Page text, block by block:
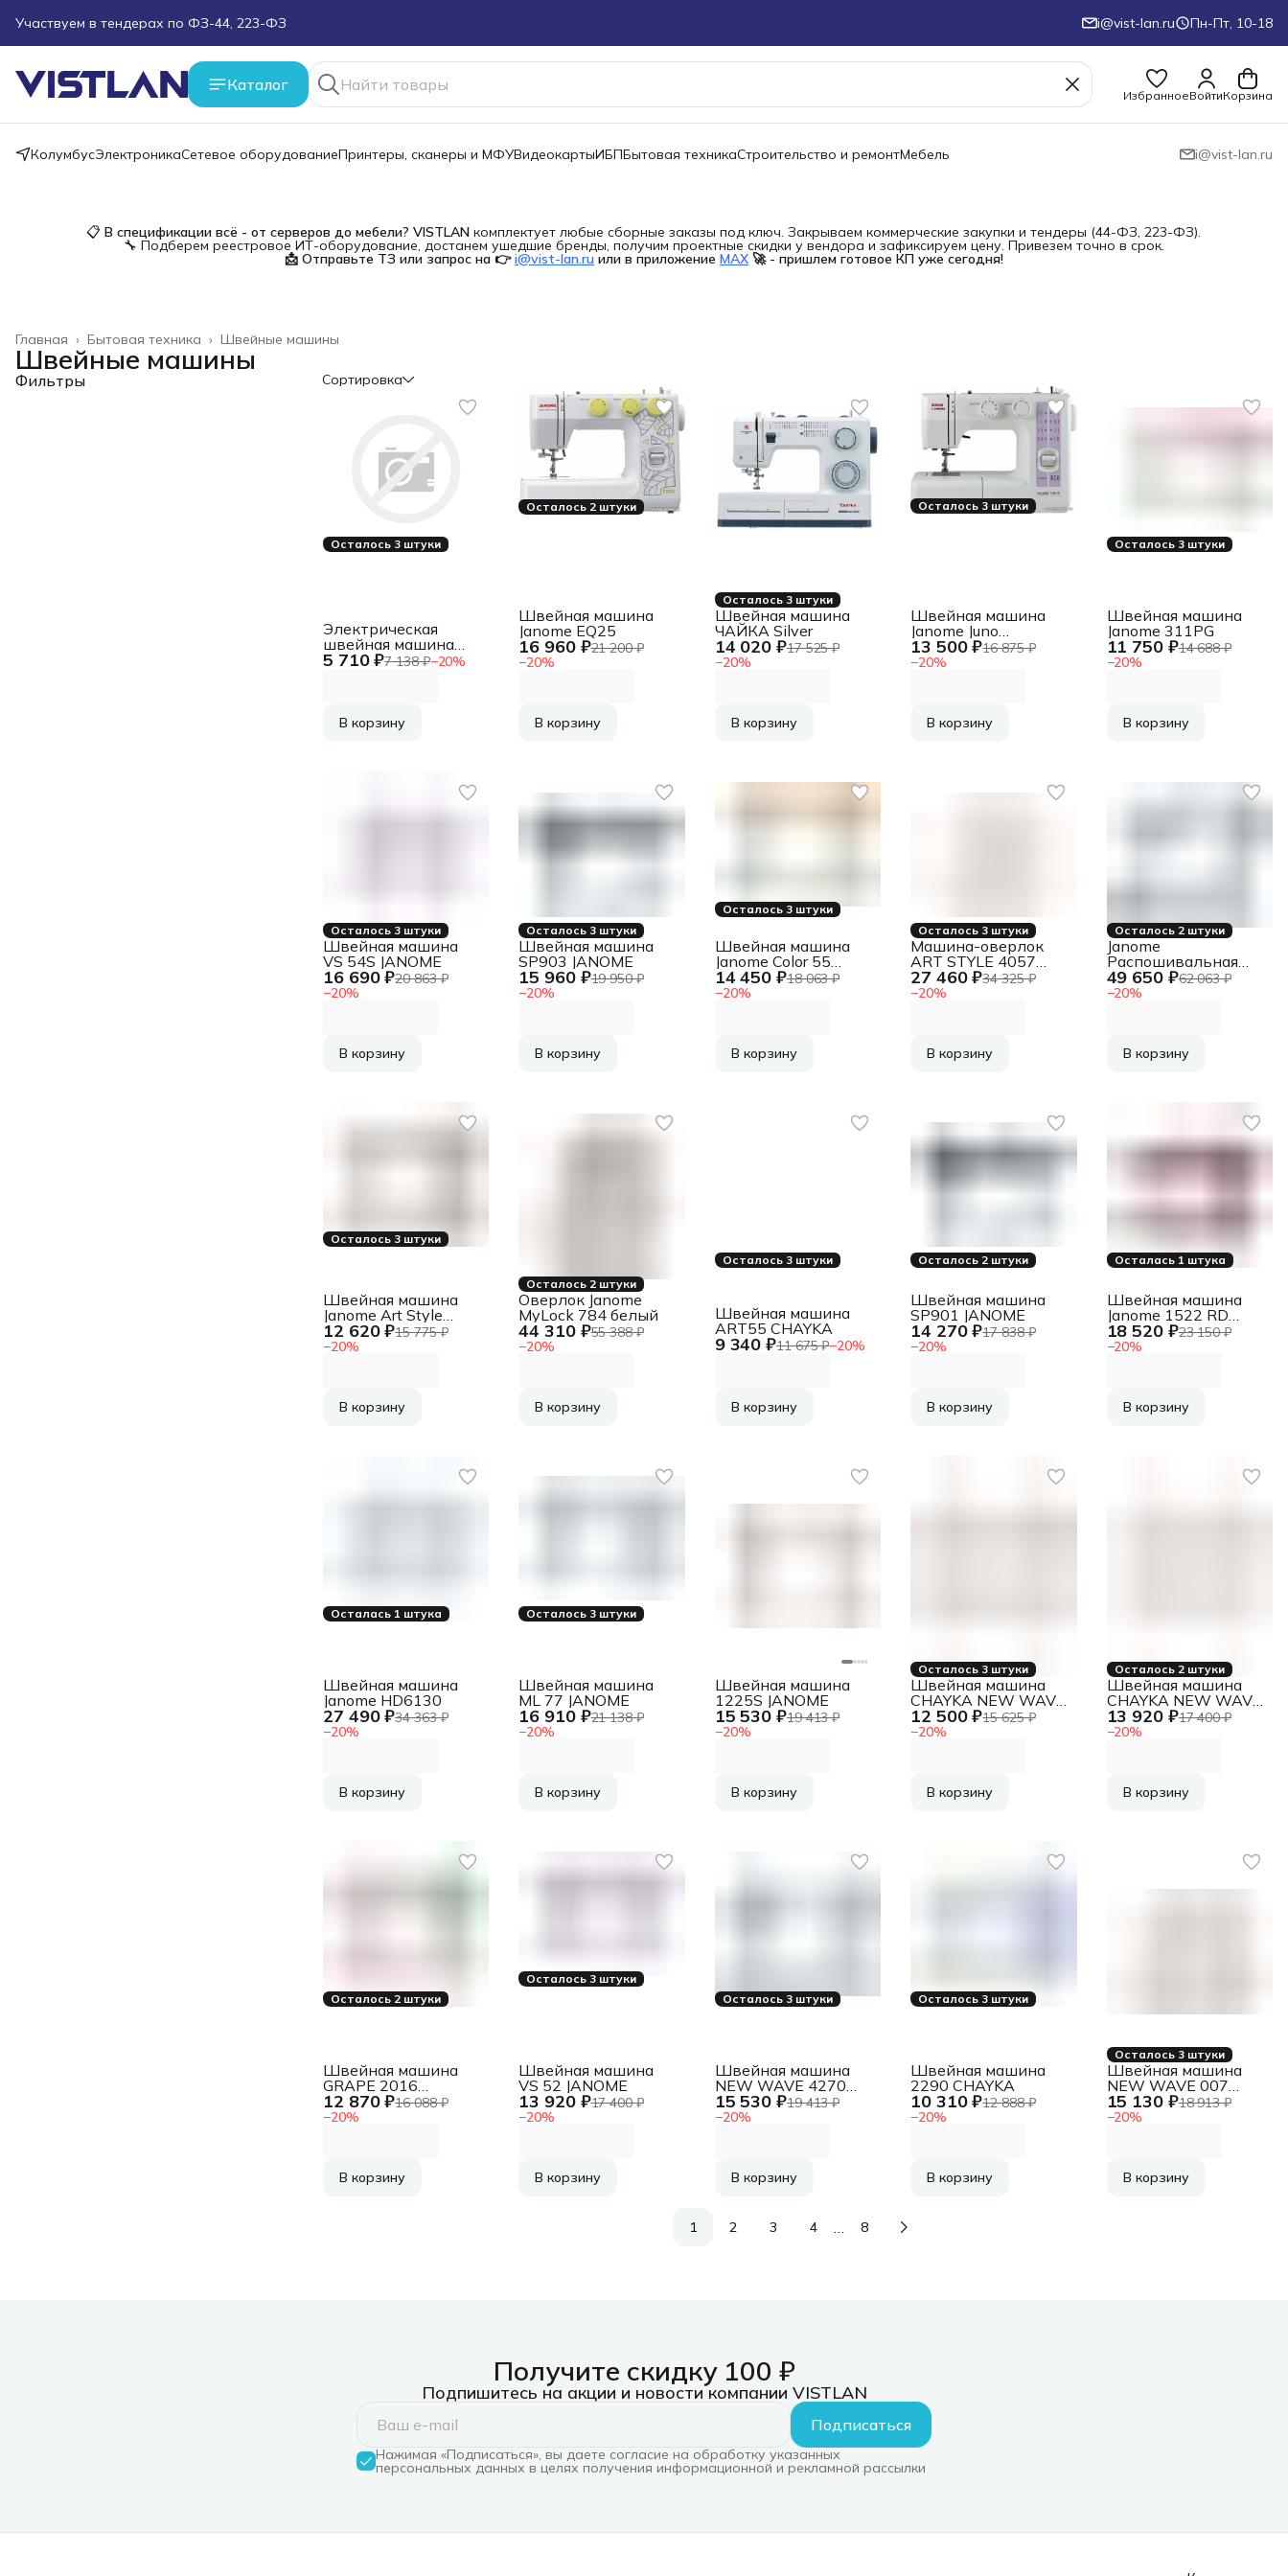
Поможем подобрать оборудование под ТЗ
Пуско-наладочные работы
Более 100 000 позиций в наличии и под заказ
i@vist-lan.ru Пн-Пт, 10-18
Каталог
ИзбранноеВойтиКорзина
КолумбусЭлектроникаСетевое оборудованиеПринтеры, сканеры и МФУВидеокартыИБПБытовая техникаСтроительство и ремонтМебель i@vist-lan.ru
📋В спецификации всё - от серверов до мебели? VISTLAN комплектует любые сборные заказы под ключ. Закрываем коммерческие закупки и тендеры (44-ФЗ, 223-ФЗ).
🔧 Подберем реестровое ИТ-оборудование, достанем ушедшие бренды, получим проектные скидки у вендора и зафиксируем цену. Привезем точно в срок.
📩 Отправьте ТЗ или запрос на 👉 i@vist-lan.ru или в приложение MAX 🚀 - пришлем готовое КП уже сегодня!
Швейные машины
Бытовая техника ›
Главная ›
Швейные машины
Фильтры Сортировка
Осталось 3 штуки
5 710 ₽7 138 ₽−20%
Электрическая
швейная машина
GALAXY GL 6502
В корзину
Осталось 2 штуки
16 960 ₽21 200 ₽
−20%
Швейная машина
Janome EQ25
В корзину
Осталось 3 штуки
14 020 ₽17 525 ₽
−20%
Швейная машина
ЧАЙКА Silver
В корзину
Осталось 3 штуки
13 500 ₽16 875 ₽
−20%
Швейная машина
Janome Juno
1815,электромеханическая
В корзину
Осталось 3 штуки
11 750 ₽14 688 ₽
−20%
Швейная машина
Janome 311PG
В корзину
Осталось 3 штуки
16 690 ₽20 863 ₽
−20%
Швейная машина
VS 54S JANOME
В корзину
Осталось 3 штуки
15 960 ₽19 950 ₽
−20%
Швейная машина
SP903 JANOME
В корзину
Осталось 3 штуки
14 450 ₽18 063 ₽
−20%
Швейная машина
Janome Color 55
белый
В корзину
Осталось 3 штуки
27 460 ₽34 325 ₽
−20%
Машина-оверлок
ART STYLE 4057
JANOME
В корзину
Осталось 2 штуки
49 650 ₽62 063 ₽
−20%
Janome
Распошивальная
машина COVERPRO
7 JANOME
В корзину
Осталось 3 штуки
12 620 ₽15 775 ₽
−20%
Швейная машина
Janome Art Style
4045
В корзину
Осталось 2 штуки
44 310 ₽55 388 ₽
−20%
Оверлок Janome
MyLock 784 белый
В корзину
Осталось 3 штуки
9 340 ₽11 675 ₽−20%
Швейная машина
ART55 CHAYKA
В корзину
Осталось 2 штуки
14 270 ₽17 838 ₽
−20%
Швейная машина
SP901 JANOME
В корзину
Осталась 1 штука
18 520 ₽23 150 ₽
−20%
Швейная машина
Janome 1522 RD
белый
В корзину
Осталась 1 штука
27 490 ₽34 363 ₽
−20%
Швейная машина
Janome HD6130
В корзину
Осталось 3 штуки
16 910 ₽21 138 ₽
−20%
Швейная машина
ML 77 JANOME
В корзину
15 530 ₽19 413 ₽
−20%
Швейная машина
1225S JANOME
В корзину
Осталось 3 штуки
12 500 ₽15 625 ₽
−20%
Швейная машина
CHAYKA NEW WAVE
735
В корзину
Осталось 2 штуки
13 920 ₽17 400 ₽
−20%
Швейная машина
CHAYKA NEW WAVE
750
В корзину
Осталось 2 штуки
12 870 ₽16 088 ₽
−20%
Швейная машина
GRAPE 2016
JANOME
В корзину
Осталось 3 штуки
13 920 ₽17 400 ₽
−20%
Швейная машина
VS 52 JANOME
В корзину
Осталось 3 штуки
15 530 ₽19 413 ₽
−20%
Швейная машина
NEW WAVE 4270
CHAYKA
В корзину
Осталось 3 штуки
10 310 ₽12 888 ₽
−20%
Швейная машина
2290 CHAYKA
В корзину
Осталось 3 штуки
15 130 ₽18 913 ₽
−20%
Швейная машина
NEW WAVE 007
CHAYKA
В корзину
1 2 3 4 … 8
Получите скидку 100 ₽
Подпишитесь на акции и новости компании VISTLAN
Подписаться
Нажимая «Подписаться», вы даете согласие на обработку указанных
персональных данных в целях получения информационной и рекламной рассылки